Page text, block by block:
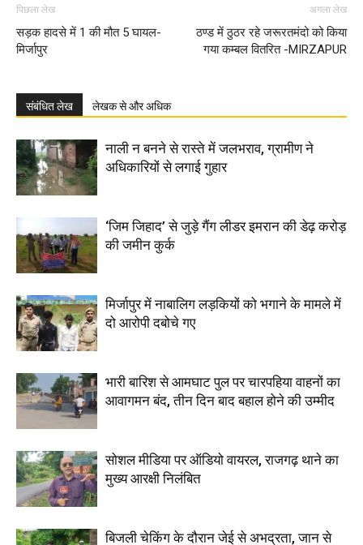
पिछला लेख
सड़क हादसे में 1 की मौत 5 घायल-
मिर्जापुर
अगला लेख
ठण्ड में ठुठर रहे जरूरतमंदो को किया
गया कम्बल वितरित -MIRZAPUR
संबंधित लेख लेखक से और अधिक
नाली न बनने से रास्ते में जलभराव, ग्रामीण ने
अधिकारियों से लगाई गुहार
‘जिम जिहाद’ से जुड़े गैंग लीडर इमरान की डेढ़ करोड़
की जमीन कुर्क
मिर्जापुर में नाबालिग लड़कियों को भगाने के मामले में
दो आरोपी दबोचे गए
भारी बारिश से आमघाट पुल पर चारपहिया वाहनों का
आवागमन बंद, तीन दिन बाद बहाल होने की उम्मीद
सोशल मीडिया पर ऑडियो वायरल, राजगढ़ थाने का
मुख्य आरक्षी निलंबित
बिजली चेकिंग के दौरान जेई से अभद्रता, जान से